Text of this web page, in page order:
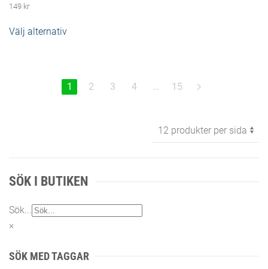
149 kr
Välj alternativ
1 2 3 4 … 15
SÖK I BUTIKEN
Sök...
×
SÖK MED TAGGAR